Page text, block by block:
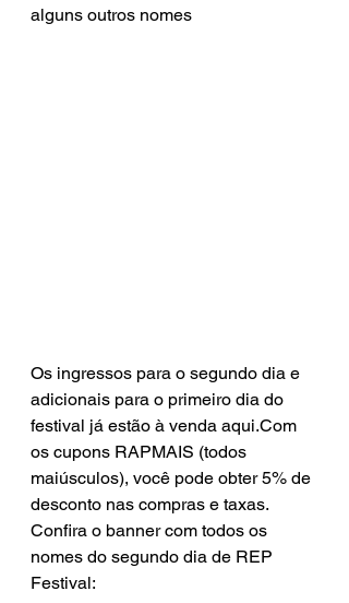
alguns outros nomes
Os ingressos para o segundo dia e
adicionais para o primeiro dia do
festival já estão à venda aqui.Com
os cupons RAPMAIS (todos
maiúsculos), você pode obter 5% de
desconto nas compras e taxas.
Confira o banner com todos os
nomes do segundo dia de REP
Festival: